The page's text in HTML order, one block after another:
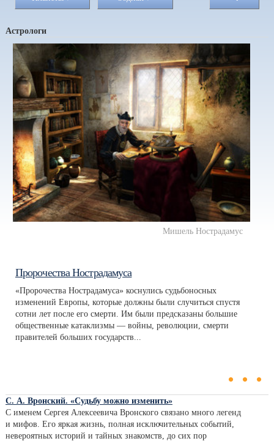
Астрологи
Мишель Нострадамус
Пророчества Нострадамуса
«Пророчества Нострадамуса» коснулись судьбоносных
изменений Европы, которые должны были случиться спустя
сотни лет после его смерти. Им были предсказаны большие
общественные катаклизмы — войны, революции, смерти
правителей больших государств...
...
С. А. Вронский. «Судьбу можно изменить»
С именем Сергея Алексеевича Вронского связано много легенд
и мифов. Его яркая жизнь, полная исключительных событий,
невероятных историй и тайных знакомств, до сих пор